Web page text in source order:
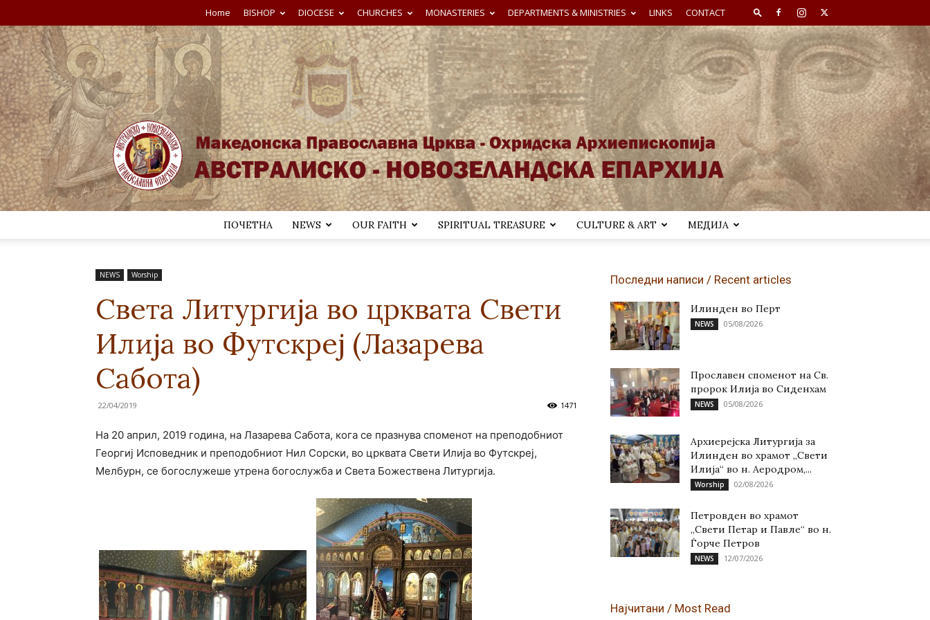
Home BISHOP DIOCESE CHURCHES MONASTERIES DEPARTMENTS & MINISTRIES LINKS CONTACT
новозеландска
Епархија
ПОЧЕТНА NEWS OUR FAITH SPIRITUAL TREASURE CULTURE & ART МЕДИЈА
NEWS Worship
Света Литургија во црквата Свети
Илија во Футскреј (Лазарева
Сабота)
22/04/2019 1471
На 20 април, 2019 година, на Лазарева Сабота, кога се празнува споменот на преподобниот
Георгиј Исповедник и преподобниот Нил Сорски, во црквата Свети Илија во Футскреј,
Мелбурн, се богослужеше утрена богослужба и Света Божествена Литургија.
Последни написи / Recent articles
Илинден во Перт
NEWS 05/08/2026
Прославен споменот на Св.
пророк Илија во Сиденхам
NEWS 05/08/2026
Архиерејска Литургија за
Илинден во храмот „Свети
Илија“ во н. Аеродром,...
Worship 02/08/2026
Петровден во храмот
„Свети Петар и Павле“ во н.
Ѓорче Петров
NEWS 12/07/2026
Најчитани / Most Read